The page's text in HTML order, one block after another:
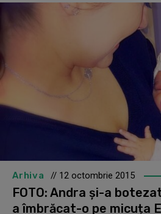
Arhiva // 12 octombrie 2015
FOTO: Andra și-a
a îmbrăcat-o pe micuța